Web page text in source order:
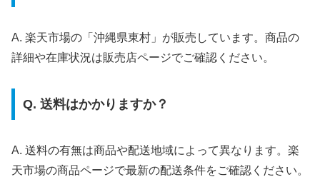
A. 楽天市場の「沖縄県東村」が販売しています。商品の
詳細や在庫状況は販売店ページでご確認ください。
Q. 送料はかかりますか？
A. 送料の有無は商品や配送地域によって異なります。楽
天市場の商品ページで最新の配送条件をご確認ください。